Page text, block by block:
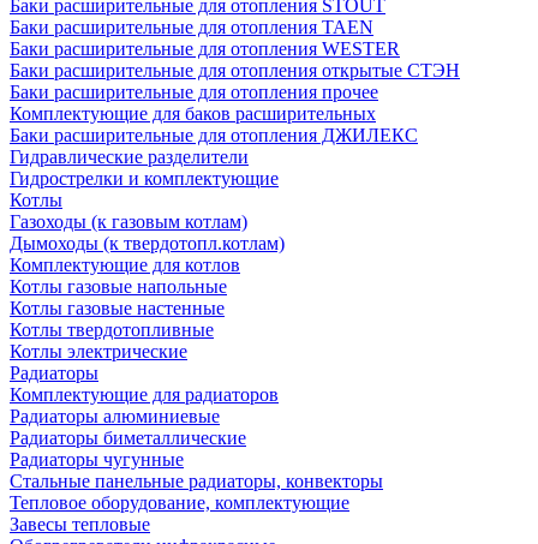
Баки расширительные для отопления STOUT
Баки расширительные для отопления TAEN
Баки расширительные для отопления WESTER
Баки расширительные для отопления открытые СТЭН
Баки расширительные для отопления прочее
Комплектующие для баков расширительных
Баки расширительные для отопления ДЖИЛЕКС
Гидравлические разделители
Гидрострелки и комплектующие
Котлы
Газоходы (к газовым котлам)
Дымоходы (к твердотопл.котлам)
Комплектующие для котлов
Котлы газовые напольные
Котлы газовые настенные
Котлы твердотопливные
Котлы электрические
Радиаторы
Комплектующие для радиаторов
Радиаторы алюминиевые
Радиаторы биметаллические
Радиаторы чугунные
Стальные панельные радиаторы, конвекторы
Тепловое оборудование, комплектующие
Завесы тепловые